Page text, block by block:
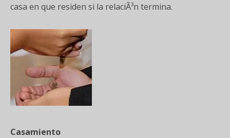
casa en que residen si la relaciÃ³n termina.
Casamiento